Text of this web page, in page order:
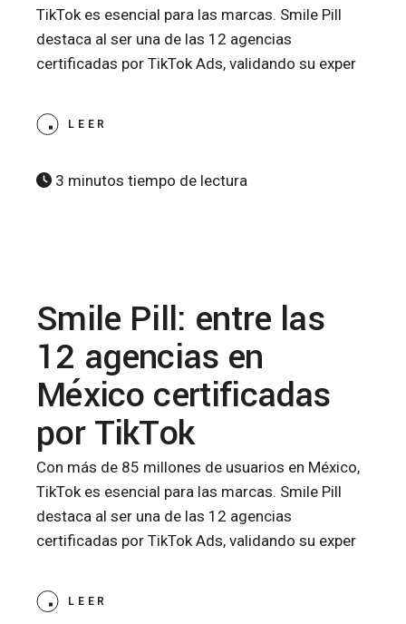
TikTok es esencial para las marcas. Smile Pill
destaca al ser una de las 12 agencias
certificadas por TikTok Ads, validando su exper
LEER
3 minutos tiempo de lectura
Smile Pill: entre las
12 agencias en
México certificadas
por TikTok
Con más de 85 millones de usuarios en México,
TikTok es esencial para las marcas. Smile Pill
destaca al ser una de las 12 agencias
certificadas por TikTok Ads, validando su exper
LEER